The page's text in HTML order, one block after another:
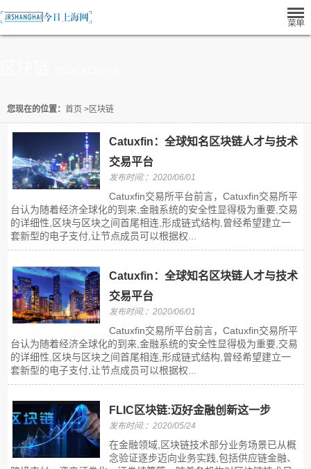
您现在的位置： 首页 > 区块链
Catuxfin：全球知名区块链人才与技术
交易平台
发布时间:：2020/06/01
Catuxfin交易所平台前言，Catuxfin交易所平
台认为随着经济全球化的到来,金融系统的安全性显得极为重要,交易
的详细性,区块与区块之间首尾相连,形成链式结构,曾经希望建立一
套新型的电子支付,让节点成员可以根据权...
Catuxfin：全球知名区块链人才与技术
交易平台
发布时间:：2020/06/01
Catuxfin交易所平台前言，Catuxfin交易所平
台认为随着经济全球化的到来,金融系统的安全性显得极为重要,交易
的详细性,区块与区块之间首尾相连,形成链式结构,曾经希望建立一
套新型的电子支付,让节点成员可以根据权...
FLIC区块链:迈好金融创新这一步
发布时间:：2020/05/24
在金融领域,区块链技术部分业务场景已从概
念验证逐步迈向业务实践,包括供应链金融、